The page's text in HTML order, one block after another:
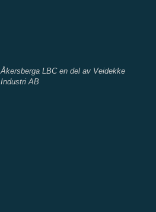
Åkersberga LBC en del av Veidekke
Industri AB